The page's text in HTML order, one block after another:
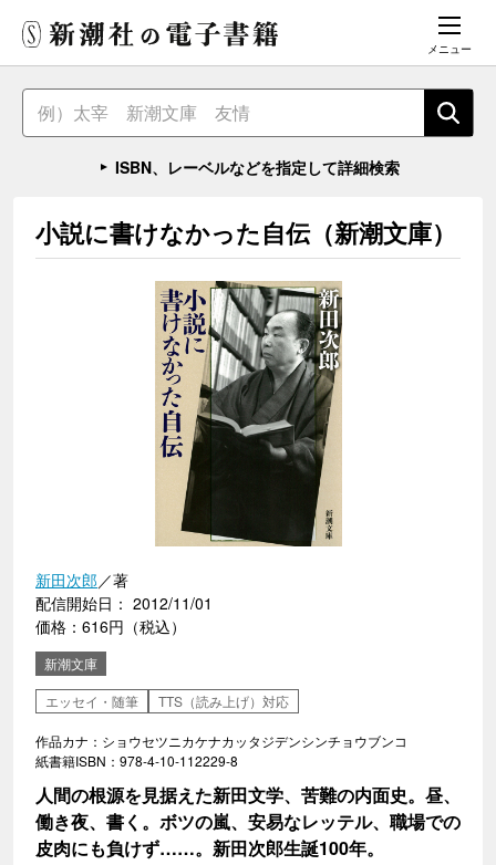
メニュー
ISBN、レーベルなどを指定して詳細検索
小説に書けなかった自伝（新潮文庫）
新田次郎／著
配信開始日： 2012/11/01
価格：616円（税込）
新潮文庫
エッセイ・随筆
TTS（読み上げ）対応
作品カナ：ショウセツニカケナカッタジデンシンチョウブンコ
紙書籍ISBN：978-4-10-112229-8
人間の根源を見据えた新田文学、苦難の内面史。昼、
働き夜、書く。ボツの嵐、安易なレッテル、職場での
皮肉にも負けず……。新田次郎生誕100年。